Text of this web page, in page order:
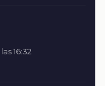
16:32